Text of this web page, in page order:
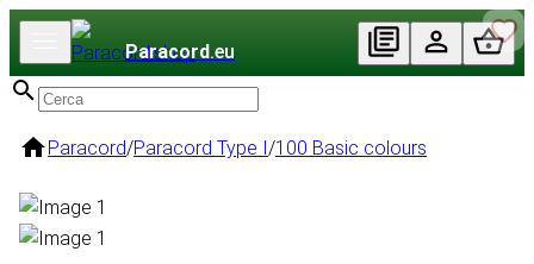
Paracord.eu
Paracord/Paracord Type I/100 Basic colours